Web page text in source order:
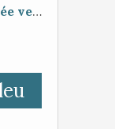
@Ams budet aspiration centralisée vente en ligne www.aspiration-web.fr